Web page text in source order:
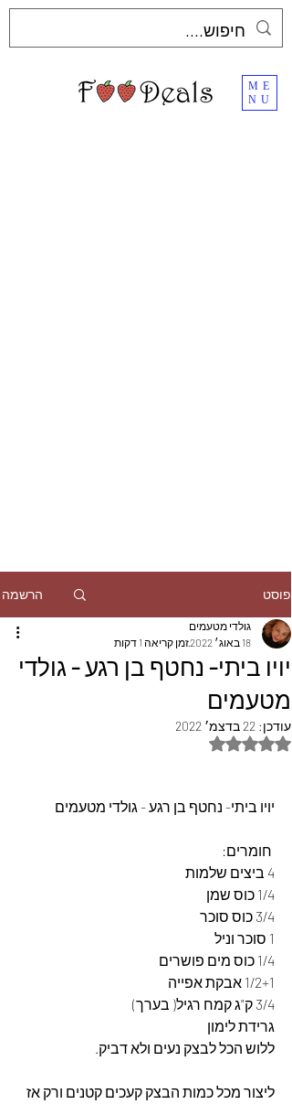
ME
NU
פוסט הרשמה
יויו ביתי- נחטף בן רגע - גולדי
מטעמים
גולדי מטעמים
18 באוג׳ 2022
זמן קריאה 1 דקות
עודכן: 22 בדצמ׳ 2022
דירוג של NaN מתוך 5 כוכבים
יויו ביתי- נחטף בן רגע - גולדי מטעמים
4 ביצים שלמות
1/4 כוס שמן
3/4 כוס סוכר
1 סוכר וניל
1/4 כוס מים פושרים
1/2+1 אבקת אפייה
3/4 ק"ג קמח רגיל( בערך)
גרידת לימון
ללוש הכל לבצק נעים ולא דביק.
ליצור מכל כמות הבצק קעכים קטנים ורק אז